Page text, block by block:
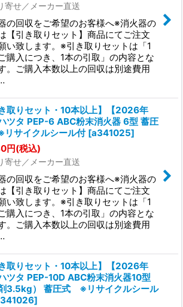
寄せ／メーカー直送
の回収をご希望のお客様へ※消火器の
【引き取りセット】商品にてご注文
い致します。※引き取りセットは「1
購入につき、1本の引取」の内容とな
。ご購入本数以上の回収は別途費用
き取りセット・10本以上】【2026年
ツタ PEP-6 ABC粉末消火器 6型 蓄圧
サイクルシール付 [a341025]
円(税込)
寄せ／メーカー直送
の回収をご希望のお客様へ※消火器の
【引き取りセット】商品にてご注文
い致します。※引き取りセットは「1
購入につき、1本の引取」の内容とな
。ご購入本数以上の回収は別途費用
き取りセット・10本以上】【2026年
ツタ PEP-10D ABC粉末消火器10型
剤3.5kg） 蓄圧式 ※リサイクルシール
]